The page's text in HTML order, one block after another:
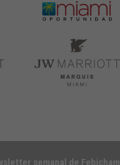
semanal de Febicham